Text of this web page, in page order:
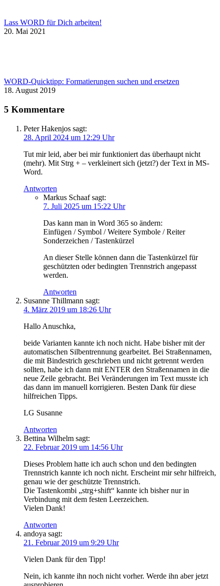
Lass WORD für Dich arbeiten!
20. Mai 2021
WORD-Quicktipp: Formatierungen suchen und ersetzen
18. August 2019
5 Kommentare
Peter Hakenjos sagt:
28. April 2024 um 12:29 Uhr
Tut mir leid, aber bei mir funktioniert das überhaupt nicht
(mehr). Mit Strg + – verkleinert sich (jetzt?) der Text in MS-
Word.
Antworten
Markus Schaaf sagt:
7. Juli 2025 um 15:22 Uhr
Das kann man in Word 365 so ändern:
Einfügen / Symbol / Weitere Symbole / Reiter
Sonderzeichen / Tastenkürzel
An dieser Stelle können dann die Tastenkürzel für
geschützten oder bedingten Trennstrich angepasst
werden.
Antworten
Susanne Thillmann sagt:
4. März 2019 um 18:26 Uhr
Hallo Anuschka,
beide Varianten kannte ich noch nicht. Habe bisher mit der
automatischen Silbentrennung gearbeitet. Bei Straßennamen,
die mit Bindestrich geschrieben und nicht getrennt werden
sollten, habe ich dann mit ENTER den Straßennamen in die
neue Zeile gebracht. Bei Veränderungen im Text musste ich
das dann im manuell korrigieren. Besten Dank für diese
hilfreichen Tipps.
LG Susanne
Antworten
Bettina Wilhelm sagt:
22. Februar 2019 um 14:56 Uhr
Dieses Problem hatte ich auch schon und den bedingten
Trennstrich kannte ich noch nicht. Erscheint mir sehr hilfreich,
genau wie der geschützte Trennstrich.
Die Tastenkombi „strg+shift“ kannte ich bisher nur in
Verbindung mit dem festen Leerzeichen.
Vielen Dank!
Antworten
andoya sagt:
21. Februar 2019 um 9:29 Uhr
Vielen Dank für den Tipp!
Nein, ich kannte ihn noch nicht vorher. Werde ihn aber jetzt